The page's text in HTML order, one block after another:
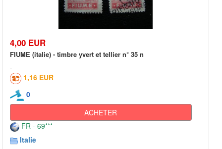
4,00 EUR
FIUME (italie) - timbre yvert et tellier n° 35 n
1,16 EUR
0
ACHETER
FR - 69***
Italie